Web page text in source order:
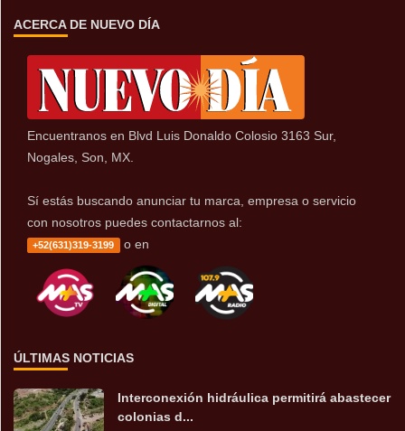
ACERCA DE NUEVO DÍA
Encuentranos en Blvd Luis Donaldo Colosio 3163 Sur,
Nogales, Son, MX.
Sí estás buscando anunciar tu marca, empresa o servicio
con nosotros puedes contactarnos al:
+52(631)319-3199 o en
ÚLTIMAS NOTICIAS
Interconexión hidráulica permitirá abastecer
colonias d...